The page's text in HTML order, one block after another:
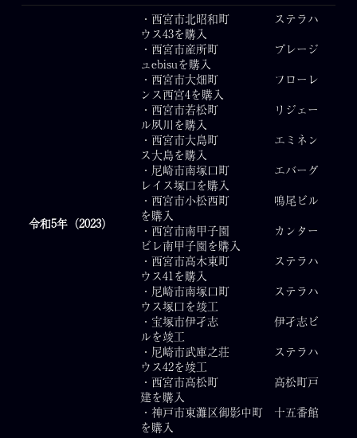
令和5年（2023）
・西宮市北昭和町 ステラハ
ウス43を購入
・西宮市産所町 プレージ
ュebisuを購入
・西宮市大畑町 フローレ
ンス西宮4を購入
・西宮市若松町 リジェー
ル夙川を購入
・西宮市大島町 エミネン
ス大島を購入
・尼崎市南塚口町 エバーグ
レイス塚口を購入
・西宮市小松西町 鳴尾ビル
を購入
・西宮市南甲子園 カンター
ビレ南甲子園を購入
・西宮市高木東町 ステラハ
ウス41を購入
・尼崎市南塚口町 ステラハ
ウス塚口を竣工
・宝塚市伊孑志 伊孑志ビ
ルを竣工
・尼崎市武庫之荘 ステラハ
ウス42を竣工
・西宮市高松町 高松町戸
建を購入
・神戸市東灘区御影中町 十五番館
を購入